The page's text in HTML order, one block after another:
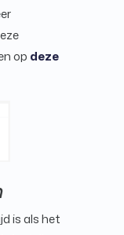
op deze
is als het